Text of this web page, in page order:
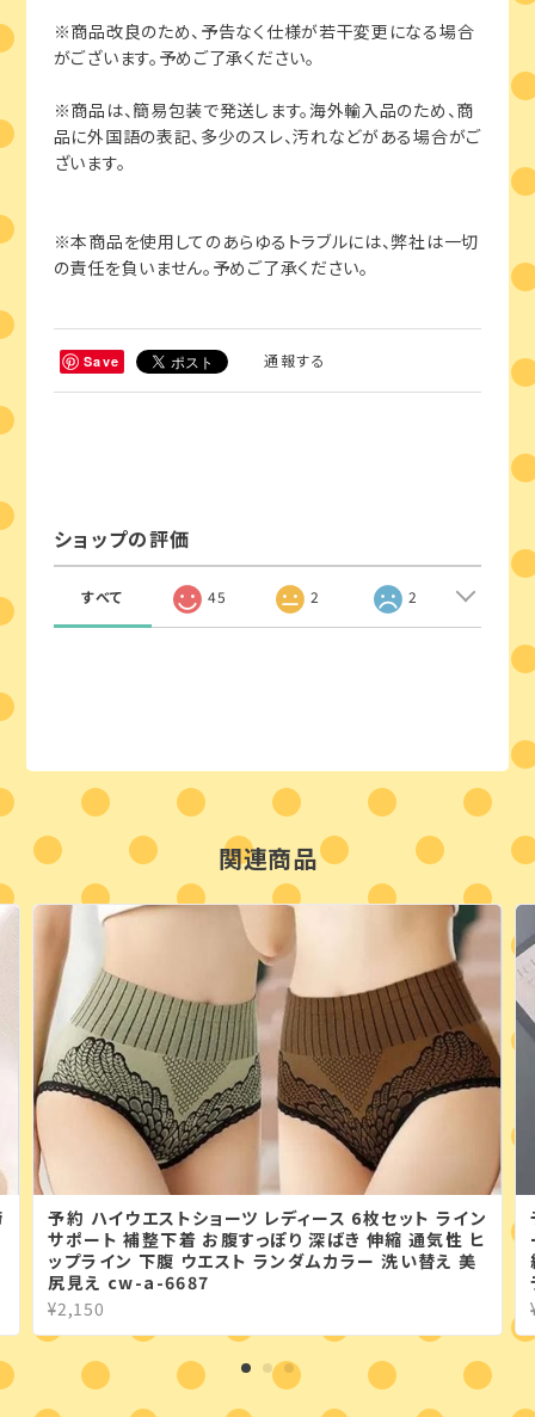
※商品改良のため、予告なく仕様が若干変更になる場合
がございます。予めご了承ください。
※商品は、簡易包装で発送します。海外輸入品のため、商
品に外国語の表記、多少のスレ、汚れなどがある場合がご
ざいます。
※本商品を使用してのあらゆるトラブルには、弊社は一切
の責任を負いません。予めご了承ください。
Save 通報する
ショップの評価
すべて 45 2 2
関連商品
予約 ハイウエストショーツ レディース 6枚セット ライン
サポート 補整下着 お腹すっぽり 深ばき 伸縮 通気性 ヒ
ップライン 下腹 ウエスト ランダムカラー 洗い替え 美
尻見え cw-a-6687
¥2,150